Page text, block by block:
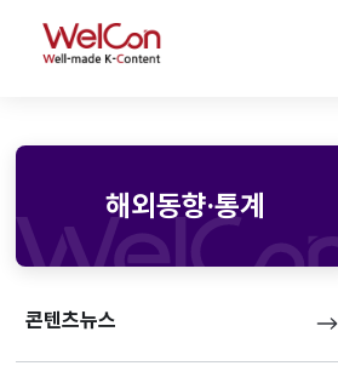
WelCon
해외동향·통계
콘텐츠뉴스